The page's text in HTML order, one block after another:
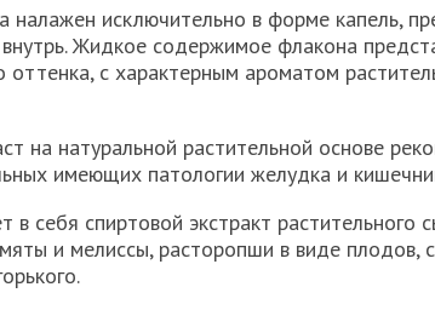
налажен исключительно в форме капель,
Жидкое содержимое флакона
оттенка, с характерным ароматом
на натуральной растительной основе
имеющих патологии желудка и
в себя спиртовой экстракт растительного
и мелиссы, расторопши в виде плодов,